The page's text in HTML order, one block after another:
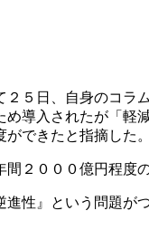
５日、自身のコ
導入されたが「
できたと指摘した。
２０００億円程度
性』という問題